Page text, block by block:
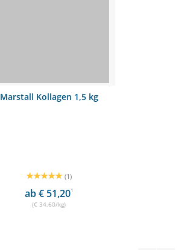
Marstall Kollagen 1,5 kg
(1)
ab € 51,201
(€ 34,60/kg)